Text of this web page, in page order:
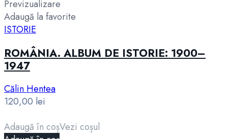
Previzualizare
Adaugă la favorite
ISTORIE
ROMÂNIA. ALBUM DE ISTORIE: 1900–
1947
Călin Hentea
120,00 lei
Adaugă în coșVezi coșul